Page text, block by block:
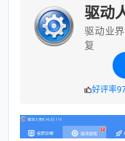
驱动
驱动业
复
好评率